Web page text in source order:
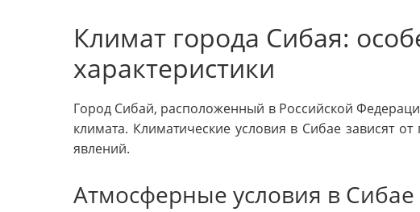
Климат города Сибая:
характеристики
Город Сибай, расположенный в Российской
климата. Климатические условия в Сибае зависят
явлений.
Атмосферные условия в Сибае